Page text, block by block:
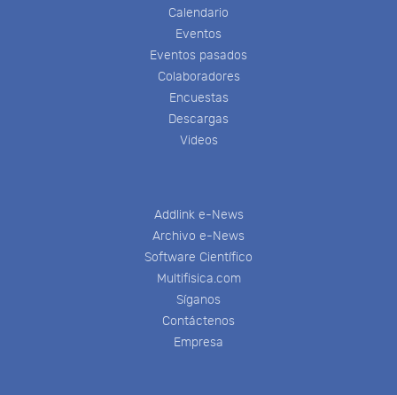
Calendario
Eventos
Eventos pasados
Colaboradores
Encuestas
Descargas
Videos
Addlink e-News
Archivo e-News
Software Científico
Multifisica.com
Síganos
Contáctenos
Empresa